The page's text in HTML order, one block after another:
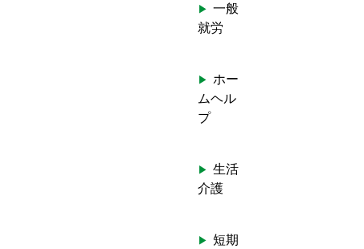
一般
就労
ホー
ムヘル
プ
生活
介護
短期